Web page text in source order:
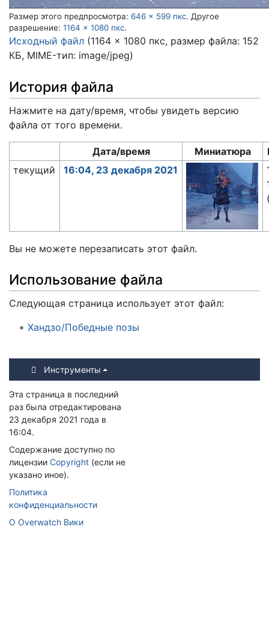
Размер этого предпросмотра: 646 × 599 пкс. Другое
разрешение: 1164 × 1080 пкс.
Исходный файл (1164 × 1080 пкс, размер файла: 152
КБ, MIME-тип: image/jpeg)
История файла
Нажмите на дату/время, чтобы увидеть версию
файла от того времени.
Дата/время Миниатюра
текущий
16:04, 23 декабря 2021
Вы не можете перезаписать этот файл.
Использование файла
Следующая страница использует этот файл:
Хандзо/Победные позы
Инструменты
Эта страница в последний
раз была отредактирована
23 декабря 2021 года в
16:04.
Содержание доступно по
лицензии Copyright (если не
указано иное).
Политика
конфиденциальности
О Overwatch Вики